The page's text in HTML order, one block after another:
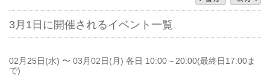
3月1日に開催されるイベント一覧
02月25日(水) 〜 03月02日(月) 各日 10:00～20:00(最終日17:00ま
で)